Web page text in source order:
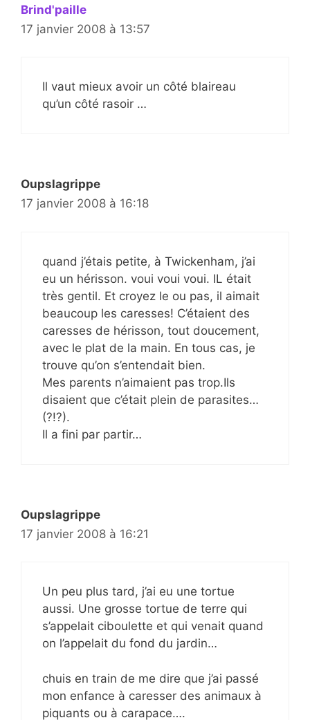
Brind'paille
17 janvier 2008 à 13:57
Il vaut mieux avoir un côté blaireau
qu’un côté rasoir …
Oupslagrippe
17 janvier 2008 à 16:18
quand j’étais petite, à Twickenham, j’ai
eu un hérisson. voui voui voui. IL était
très gentil. Et croyez le ou pas, il aimait
beaucoup les caresses! C’étaient des
caresses de hérisson, tout doucement,
avec le plat de la main. En tous cas, je
trouve qu’on s’entendait bien.
Mes parents n’aimaient pas trop.Ils
disaient que c’était plein de parasites…
(?!?).
Il a fini par partir…
Oupslagrippe
17 janvier 2008 à 16:21
Un peu plus tard, j’ai eu une tortue
aussi. Une grosse tortue de terre qui
s’appelait ciboulette et qui venait quand
on l’appelait du fond du jardin…
chuis en train de me dire que j’ai passé
mon enfance à caresser des animaux à
piquants ou à carapace….